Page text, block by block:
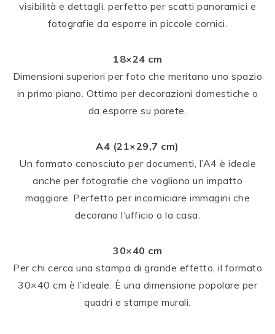
visibilità e dettagli, perfetto per scatti panoramici e
fotografie da esporre in piccole cornici.
18×24 cm
Dimensioni superiori per foto che meritano uno spazio
in primo piano. Ottimo per decorazioni domestiche o
da esporre su parete.
A4 (21×29,7 cm)
Un formato conosciuto per documenti, l’A4 è ideale
anche per fotografie che vogliono un impatto
maggiore. Perfetto per incorniciare immagini che
decorano l’ufficio o la casa.
30×40 cm
Per chi cerca una stampa di grande effetto, il formato
30×40 cm è l’ideale. È una dimensione popolare per
quadri e stampe murali.